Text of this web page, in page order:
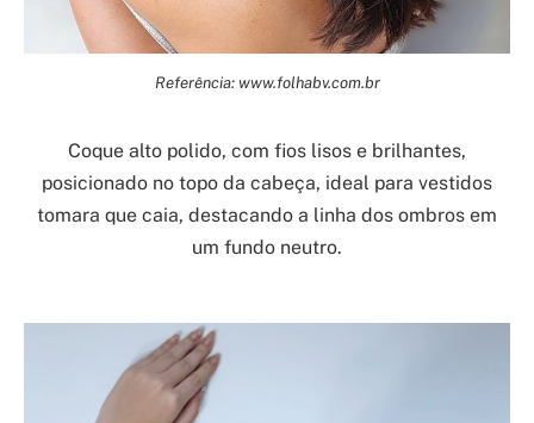
Referência: www.folhabv.com.br
Coque alto polido, com fios lisos e brilhantes,
posicionado no topo da cabeça, ideal para vestidos
tomara que caia, destacando a linha dos ombros em
um fundo neutro.